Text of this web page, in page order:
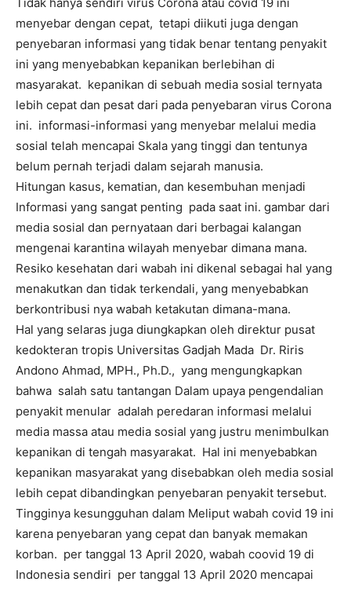
menyebar dengan cepat, tetapi diikuti juga dengan
penyebaran informasi yang tidak benar tentang penyakit
ini yang menyebabkan kepanikan berlebihan di
masyarakat. kepanikan di sebuah media sosial ternyata
lebih cepat dan pesat dari pada penyebaran virus Corona
ini. informasi-informasi yang menyebar melalui media
sosial telah mencapai Skala yang tinggi dan tentunya
belum pernah terjadi dalam sejarah manusia.
Hitungan kasus, kematian, dan kesembuhan menjadi
Informasi yang sangat penting pada saat ini. gambar dari
media sosial dan pernyataan dari berbagai kalangan
mengenai karantina wilayah menyebar dimana mana.
Resiko kesehatan dari wabah ini dikenal sebagai hal yang
menakutkan dan tidak terkendali, yang menyebabkan
berkontribusi nya wabah ketakutan dimana-mana.
Hal yang selaras juga diungkapkan oleh direktur pusat
kedokteran tropis Universitas Gadjah Mada Dr. Riris
Andono Ahmad, MPH., Ph.D., yang mengungkapkan
bahwa salah satu tantangan Dalam upaya pengendalian
penyakit menular adalah peredaran informasi melalui
media massa atau media sosial yang justru menimbulkan
kepanikan di tengah masyarakat. Hal ini menyebabkan
kepanikan masyarakat yang disebabkan oleh media sosial
lebih cepat dibandingkan penyebaran penyakit tersebut.
Tingginya kesungguhan dalam Meliput wabah covid 19 ini
karena penyebaran yang cepat dan banyak memakan
korban. per tanggal 13 April 2020, wabah coovid 19 di
Indonesia sendiri per tanggal 13 April 2020 mencapai